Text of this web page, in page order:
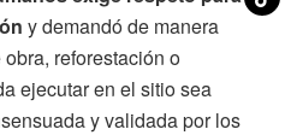
y demandó de manera
reforestación o
ejecutar en el sitio sea
y validada por los